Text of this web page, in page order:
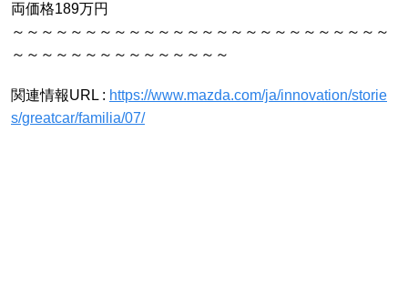
両価格189万円
～～～～～～～～～～～～～～～～～～～～～～～～～～
～～～～～～～～～～～～～～～
関連情報URL : https://www.mazda.com/ja/innovation/storie
s/greatcar/familia/07/